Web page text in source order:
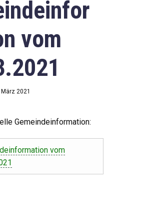
vom
2021
Gemeindeinformation:
vom